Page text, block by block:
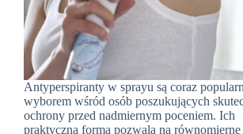
Antyperspiranty w sprayu są coraz
wyborem wśród osób poszukujących
ochrony przed nadmiernym poceniem. Ich
praktyczna forma pozwala na